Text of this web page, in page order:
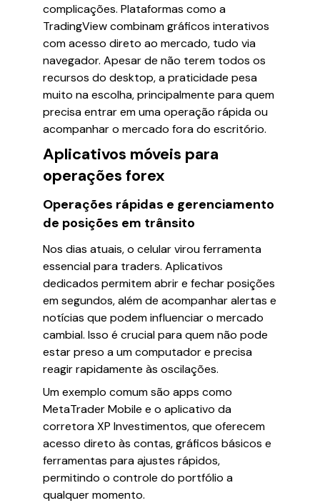
complicações. Plataformas como a
TradingView combinam gráficos interativos
com acesso direto ao mercado, tudo via
navegador. Apesar de não terem todos os
recursos do desktop, a praticidade pesa
muito na escolha, principalmente para quem
precisa entrar em uma operação rápida ou
acompanhar o mercado fora do escritório.
Aplicativos móveis para
operações forex
Operações rápidas e gerenciamento
de posições em trânsito
Nos dias atuais, o celular virou ferramenta
essencial para traders. Aplicativos
dedicados permitem abrir e fechar posições
em segundos, além de acompanhar alertas e
notícias que podem influenciar o mercado
cambial. Isso é crucial para quem não pode
estar preso a um computador e precisa
reagir rapidamente às oscilações.
Um exemplo comum são apps como
MetaTrader Mobile e o aplicativo da
corretora XP Investimentos, que oferecem
acesso direto às contas, gráficos básicos e
ferramentas para ajustes rápidos,
permitindo o controle do portfólio a
qualquer momento.